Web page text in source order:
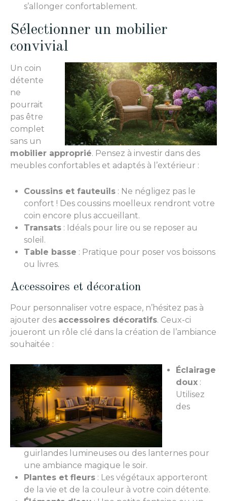
s’allonger confortablement.
Sélectionner un mobilier
convivial
Un coin
détente
ne
pourrait
pas être
complet
sans un
mobilier approprié. Pensez à investir dans des
meubles confortables et adaptés à l’extérieur :
Coussins et fauteuils : Ne négligez pas le
confort ! Des coussins moelleux rendront votre
coin encore plus accueillant.
Transats : Idéals pour lire ou se reposer au
soleil.
Table basse : Pratique pour poser vos boissons
ou livres.
Accessoires et décoration
Pour personnaliser votre espace, n’hésitez pas à
ajouter des accessoires décoratifs. Ceux-ci
joueront un rôle clé dans la création de l’ambiance
souhaitée :
Éclairage
doux :
Utilisez
des
guirlandes lumineuses ou des lanternes pour
une ambiance magique le soir.
Plantes et fleurs : Les végétaux apporteront
de la vie et de la couleur à votre coin détente.